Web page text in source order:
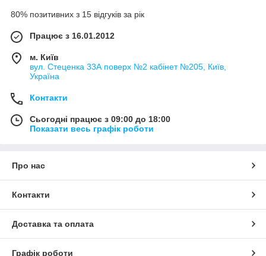
80% позитивних з 15 відгуків за рік
Працює з 16.01.2012
м. Київ
вул. Стеценка 33А поверх №2 кабінет №205, Київ,
Україна
Контакти
Сьогодні працює з 09:00 до 18:00
Показати весь графік роботи
Про нас
Контакти
Доставка та оплата
Графік роботи